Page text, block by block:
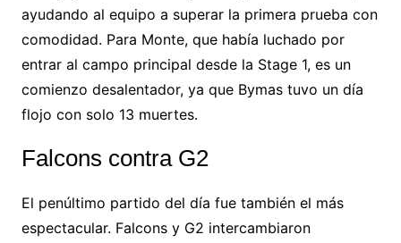
ayudando al equipo a superar la primera prueba con
comodidad. Para Monte, que había luchado por
entrar al campo principal desde la Stage 1, es un
comienzo desalentador, ya que Bymas tuvo un día
flojo con solo 13 muertes.
Falcons contra G2
El penúltimo partido del día fue también el más
espectacular. Falcons y G2 intercambiaron